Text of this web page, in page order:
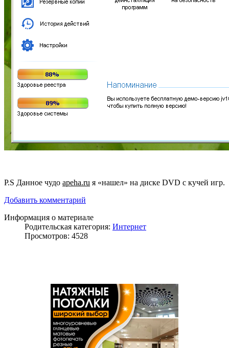
P.S Данное чудо apeha.ru я «нашел» на диске DVD с кучей игр.
Добавить комментарий
Информация о материале
Родительская категория: Интернет
Просмотров: 4528